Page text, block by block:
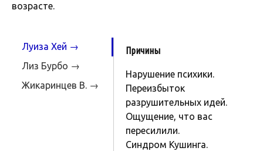
возрасте.
Луиза Хей →
Лиз Бурбо →
Жикаринцев В. →
Причины
Нарушение психики.
Переизбыток
разрушительных идей.
Ощущение, что вас
пересилили.
Синдром Кушинга.